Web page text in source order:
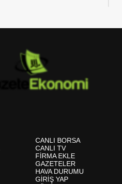
CANLI BORSA
CANLI TV
FİRMA EKLE
GAZETELER
HAVA DURUMU
GİRİŞ YAP